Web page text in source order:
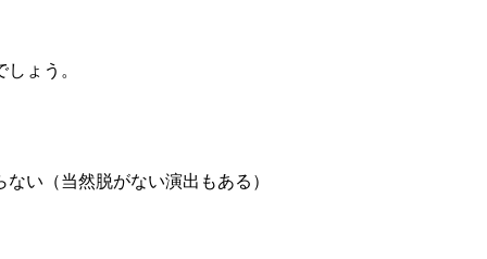
ょう。
い（当然脱がない演出もある）